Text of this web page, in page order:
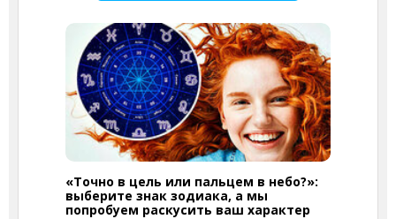
«Точно в цель или пальцем в небо?»:
выберите знак зодиака, а мы
попробуем раскусить ваш характер